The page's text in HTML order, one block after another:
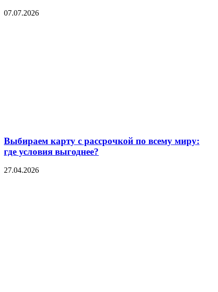
07.07.2026
Выбираем карту с рассрочкой по всему миру:
где условия выгоднее?
27.04.2026